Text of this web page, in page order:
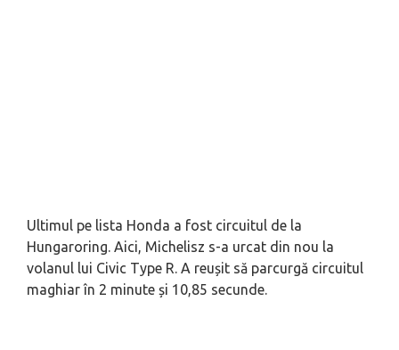
Ultimul pe lista Honda a fost circuitul de la
Hungaroring. Aici, Michelisz s-a urcat din nou la
volanul lui Civic Type R. A reușit să parcurgă circuitul
maghiar în 2 minute și 10,85 secunde.